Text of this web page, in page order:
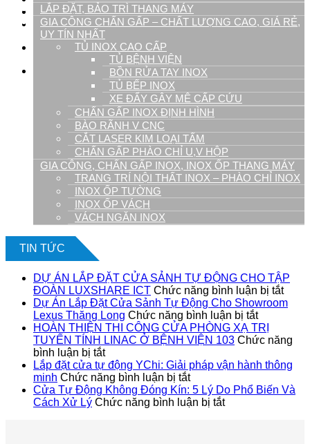
Tuyển Dụng
Liên hệ
09.1900.9128
Chưa có sản phẩm trong giỏ hàng.
LẮP ĐẶT, BẢO TRÌ THANG MÁY
GIA CÔNG CHẤN GẤP – CHẤT LƯỢNG CAO, GIÁ RẺ,
UY TÍN NHẤT
TỦ INOX CAO CẤP
TỦ BỆNH VIỆN
BỒN RỬA TAY INOX
TỦ BẾP INOX
XE ĐẨY GÂY MÊ CẤP CỨU
CHẤN GẤP INOX ĐỊNH HÌNH
BÀO RÃNH V CNC
CẮT LASER KIM LOẠI TẤM
CHẤN GẤP PHÀO CHỈ U,V HỘP
GIA CÔNG, CHẤN GẤP INOX, INOX ỐP THANG MÁY
TRANG TRÍ NỘI THẤT INOX – PHÀO CHỈ INOX
INOX ỐP TƯỜNG
INOX ỐP VÁCH
VÁCH NGĂN INOX
TIN TỨC
DỰ ÁN LẮP ĐẶT CỬA SẢNH TỰ ĐỘNG CHO TẬP
ĐOÀN LUXSHARE ICT Chức năng bình luận bị tắtở
DỰ
ĐẶT
Dự Án Lắp Đặt Cửa Sảnh Tự Động Cho Showroom
Lexus Thăng Long Chức năng bình luận bị tắtở
Dự
Án
Đặt
Sảnh
HOÀN THIỆN THI CÔNG CỬA PHÒNG XẠ TRỊ
TUYẾN TÍNH LINAC Ở BỆNH VIỆN 103 Chức năng
bình luận bị tắtở
HOÀN
THIỆN
THI
CÔNG
Lắp đặt cửa tự động YChi: Giải pháp vận hành thông
minh Chức năng bình luận bị tắtở
Lắp
đặt
Cửa Tự Động Không Đóng Kín: 5 Lý Do Phổ Biến Và
Cách Xử Lý Chức năng bình luận bị tắtở